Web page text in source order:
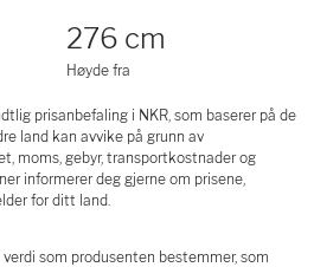
276 cm
Høyde fra
prisanbefaling i NKR, som baserer på de
land kan avvike på grunn av
moms, gebyr, transportkostnader og
informerer deg gjerne om prisene,
for ditt land.
som produsenten bestemmer, som